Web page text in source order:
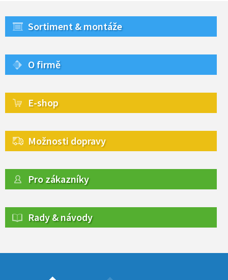
Sortiment & montáže
O firmě
E-shop
Možnosti dopravy
Pro zákazníky
Rady & návody